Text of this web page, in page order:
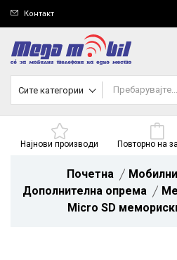
Контакт
Сите категории
Најнови производи Повторно на
Почетна
Дополнителна опрема
Micro SD